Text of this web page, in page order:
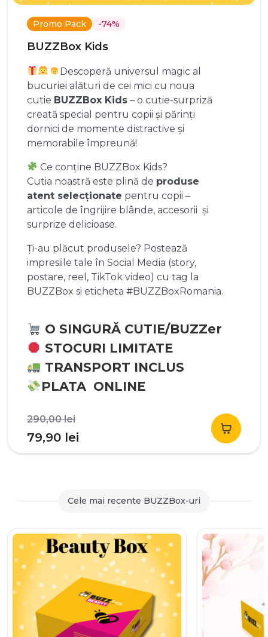
Promo Pack -74%
BUZZBox Kids
Descoperă universul magic al
bucuriei alături de cei mici cu noua
cutie BUZZBox Kids – o cutie-surpriză
creată special pentru copii și părinți
dornici de momente distractive și
memorabile împreună!
Ce conține BUZZBox Kids?
Cutia noastră este plină de produse
atent selecționate pentru copii –
articole de îngrijire blânde, accesorii și
surprize delicioase.
Ți-au plăcut produsele? Postează
impresiile tale în Social Media (story,
postare, reel, TikTok video) cu tag la
BUZZBox si eticheta #BUZZBoxRomania.
O SINGURĂ CUTIE/BUZZer
STOCURI LIMITATE
TRANSPORT INCLUS
PLATA ONLINE
290,00leiPrețul
inițial
a
290,00 lei.
79,90 lei
curent
79,90 lei.
Cele mai recente BUZZBox-uri